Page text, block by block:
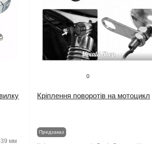
39 мм
0
Кріплення поворотів на мотоцикл
Предзаказ